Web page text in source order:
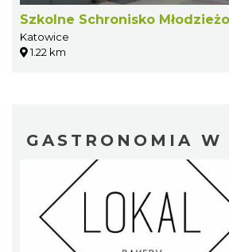
Szkolne Schronisko
Katowice
1.22 km
GASTRONOMIA